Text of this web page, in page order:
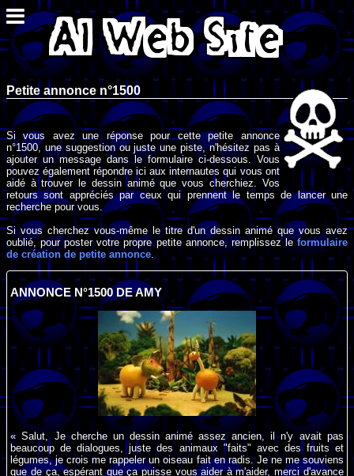
Petite annonce n°1500
Si vous avez une réponse pour cette petite annonce
n°1500, une suggestion ou juste une piste, n'hésitez pas à
ajouter un message dans le formulaire ci-dessous. Vous
pouvez également répondre ici aux internautes qui vous ont
aidé à trouver le dessin animé que vous cherchiez. Vos
retours sont appréciés par ceux qui prennent le temps de lancer une
recherche pour vous.
Si vous cherchez vous-même le titre d'un dessin animé que vous avez
oublié, pour poster votre propre petite annonce, remplissez leformulaire
de création de petite annonce .
ANNONCE N°1500 DE AMY
« Salut, Je cherche un dessin animé assez ancien, il n'y avait pas
beaucoup de dialogues, juste des animaux "faits" avec des fruits et
légumes, je crois me rappeler un oiseau fait en radis. Je ne me souviens
que de ça, espérant que ça puisse vous aider à m'aider, merci d'avance